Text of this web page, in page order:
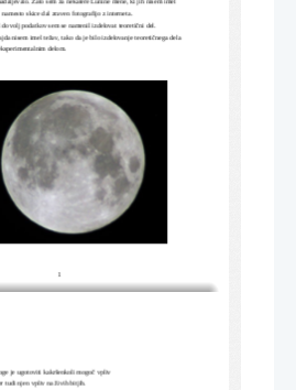
skice dal zraven fotografijo z interneta.
dovolj podatkov sem se namenil izdelovat teoretični del.
nisem imel težav, tako da je bilo izdelovanje teoretičnega dela
delom.
1
je ugotoviti kakršenkoli mogoč vpliv
tudi njen vpliv na živih bitjih.